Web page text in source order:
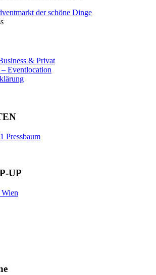
der schöne Dinge
& Privat
Eventlocation
Pressbaum
UP
Wien